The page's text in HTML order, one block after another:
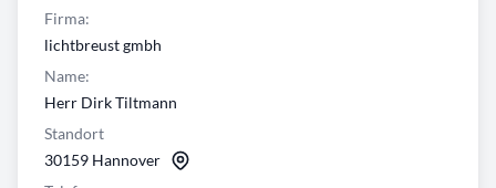
Firma:
lichtbreust gmbh
Name:
Herr Dirk Tiltmann
Standort
30159 Hannover